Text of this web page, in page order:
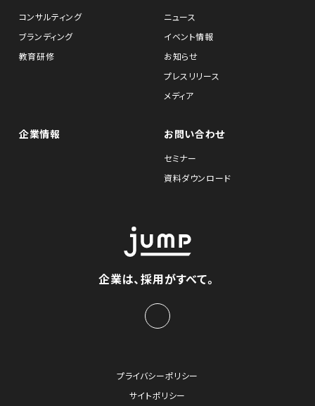
コンサルティング
ブランディング
教育研修
ニュース
イベント情報
お知らせ
プレスリリース
メディア
企業情報 お問い合わせ
セミナー
資料ダウンロード
企業は、採用がすべて。
プライバシーポリシー
サイトポリシー